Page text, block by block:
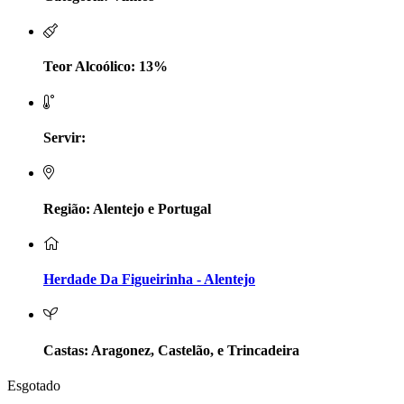
Pontual - Alentejo
Teor Alcoólico: 13%
Servir:
Região: Alentejo e Portugal
Herdade Da Figueirinha - Alentejo
Castas: Aragonez, Castelão, e Trincadeira
Esgotado